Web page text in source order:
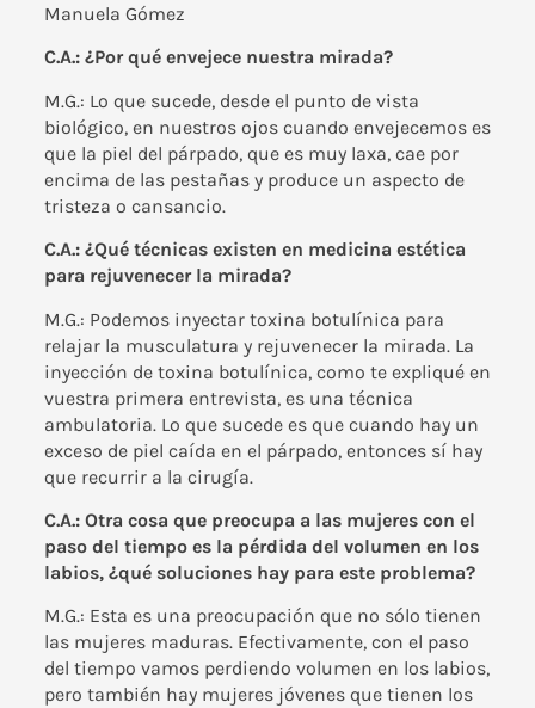
Manuela Gómez
C.A.: ¿Por qué envejece nuestra mirada?
M.G.: Lo que sucede, desde el punto de vista
biológico, en nuestros ojos cuando envejecemos es
que la piel del párpado, que es muy laxa, cae por
encima de las pestañas y produce un aspecto de
tristeza o cansancio.
C.A.: ¿Qué técnicas existen en medicina estética
para rejuvenecer la mirada?
M.G.: Podemos inyectar toxina botulínica para
relajar la musculatura y rejuvenecer la mirada. La
inyección de toxina botulínica, como te expliqué en
vuestra primera entrevista, es una técnica
ambulatoria. Lo que sucede es que cuando hay un
exceso de piel caída en el párpado, entonces sí hay
que recurrir a la cirugía.
C.A.: Otra cosa que preocupa a las mujeres con el
paso del tiempo es la pérdida del volumen en los
labios, ¿qué soluciones hay para este problema?
M.G.: Esta es una preocupación que no sólo tienen
las mujeres maduras. Efectivamente, con el paso
del tiempo vamos perdiendo volumen en los labios,
pero también hay mujeres jóvenes que tienen los